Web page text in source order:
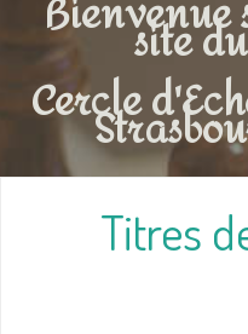
Bienvenue
site du
Cercle
Titres